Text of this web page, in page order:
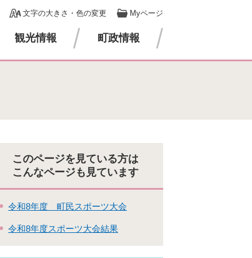
文字の大きさ・色の変更 Myページ
観光情報 町政情報
このページを見ている方は
こんなページも見ています
令和8年度 町民スポーツ大会
令和8年度スポーツ大会結果